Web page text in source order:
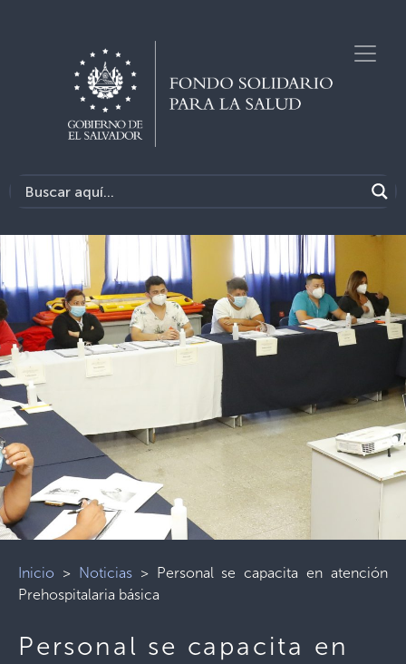
Inicio > Noticias> Personal se capacita en atención
Prehospitalaria básica
Personal se capacita en